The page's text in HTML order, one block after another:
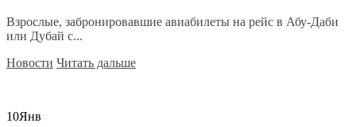
Взрослые, забронировавшие авиабилеты на рейс в Абу-Даби
или Дубай с...
Новости Читать дальше
10Янв